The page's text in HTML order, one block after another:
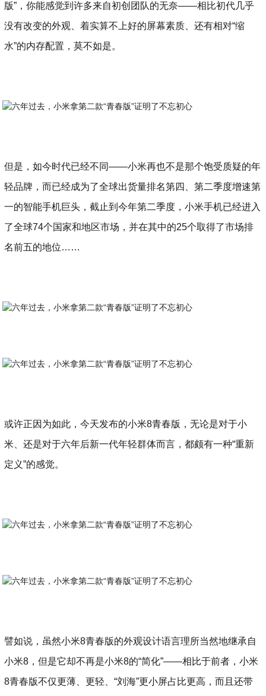
版”，你能感觉到许多来自初创团队的无奈——相比初代几乎
没有改变的外观、着实算不上好的屏幕素质、还有相对“缩
水”的内存配置，莫不如是。
但是，如今时代已经不同——小米再也不是那个饱受质疑的年
轻品牌，而已经成为了全球出货量排名第四、第二季度增速第
一的智能手机巨头，截止到今年第二季度，小米手机已经进入
了全球74个国家和地区市场，并在其中的25个取得了市场排
名前五的地位……
或许正因为如此，今天发布的小米8青春版，无论是对于小
米、还是对于六年后新一代年轻群体而言，都颇有一种“重新
定义”的感觉。
譬如说，虽然小米8青春版的外观设计语言理所当然地继承自
小米8，但是它却不再是小米8的“简化”——相比于前者，小米
8青春版不仅更薄、更轻、“刘海”更小屏占比更高，而且还带